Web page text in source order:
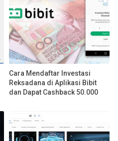
Cara Mendaftar Investasi
Reksadana di Aplikasi Bibit
dan Dapat Cashback 50.000